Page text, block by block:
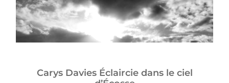
Carys Davies Éclaircie dans le ciel